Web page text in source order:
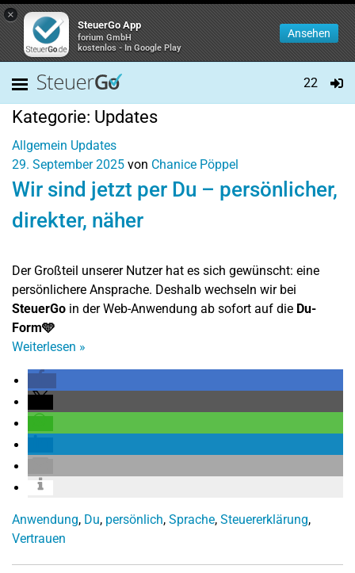
×
SteuerGo App
forium GmbH
kostenlos - In Google Play
Ansehen
22
Kategorie: Updates
Allgemein Updates
29. September 2025 von Chanice Pöppel
Wir sind jetzt per Du – persönlicher,
direkter, näher
Der Großteil unserer Nutzer hat es sich gewünscht: eine
persönlichere Ansprache. Deshalb wechseln wir bei
SteuerGo in der Web-Anwendung ab sofort auf die Du-
Form🩵
Weiterlesen »
Anwendung, Du, persönlich, Sprache, Steuererklärung,
Vertrauen